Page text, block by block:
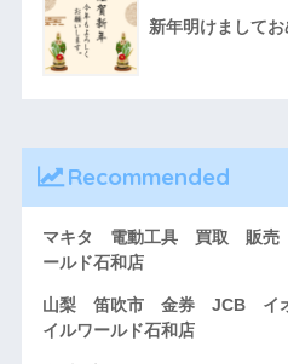
新年明けましてお
Recommended
マキタ 電動工具 買取 販
ールド石和店
山梨 笛吹市 金券 JCB イ
イルワールド石和店